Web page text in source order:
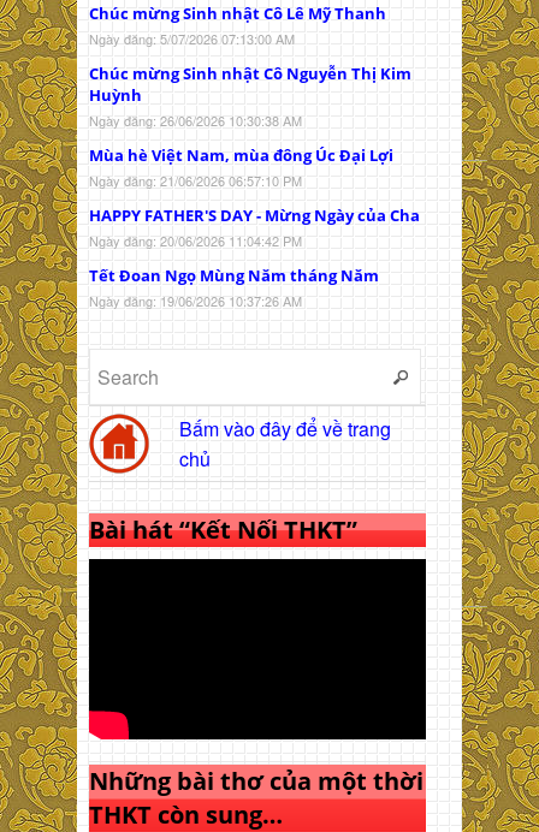
Chúc mừng Sinh nhật Cô Lê Mỹ Thanh
Ngày đăng: 5/07/2026 07:13:00 AM
Chúc mừng Sinh nhật Cô Nguyễn Thị Kim
Huỳnh
Ngày đăng: 26/06/2026 10:30:38 AM
Mùa hè Việt Nam, mùa đông Úc Đại Lợi
Ngày đăng: 21/06/2026 06:57:10 PM
HAPPY FATHER'S DAY - Mừng Ngày của Cha
Ngày đăng: 20/06/2026 11:04:42 PM
Tết Đoan Ngọ Mùng Năm tháng Năm
Ngày đăng: 19/06/2026 10:37:26 AM
Bấm vào đây để về trang
chủ
Bài hát “Kết Nối THKT”
Những bài thơ của một thời
THKT còn sung…